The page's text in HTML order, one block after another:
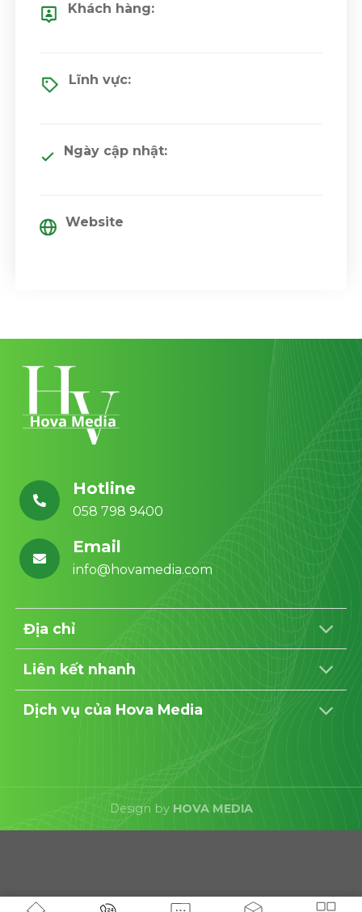
Khách hàng:
Lĩnh vực:
Ngày cập nhật:
Website
Hotline
058 798 9400
Email
info@hovamedia.com
Địa chỉ
Liên kết nhanh
Dịch vụ của Hova Media
Design by HOVA MEDIA